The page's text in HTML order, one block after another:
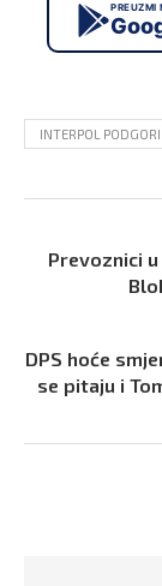
PREUZMI
INTERPOL
Prevoznici
DPS hoće
se pitaju i